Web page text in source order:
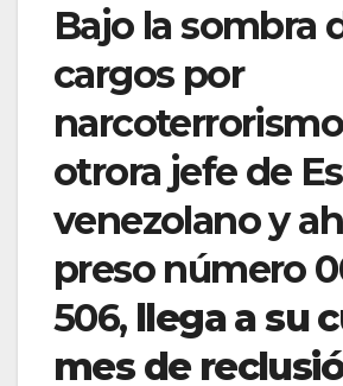
Bajo la sombra
cargos por
otrora jefe de
venezolano y
preso número
506,llega a su
mes de